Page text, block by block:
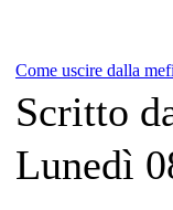
Come uscire dalla
Scritto
Lunedì